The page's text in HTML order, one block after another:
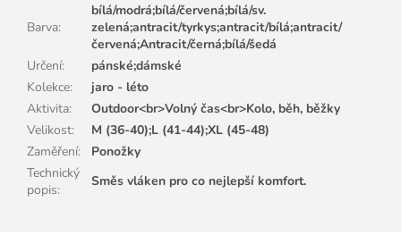
Barva:
bílá/modrá;bílá/červená;bílá/sv.
zelená;antracit/tyrkys;antracit/bílá;antracit/
červená;Antracit/černá;bílá/šedá
Určení:
pánské;dámské
Kolekce:
jaro - léto
Aktivita:
Outdoor<br>Volný čas<br>Kolo, běh, běžky
Velikost:
M (36-40);L (41-44);XL (45-48)
Zaměření:
Ponožky
Technický
popis:
Směs vláken pro co nejlepší komfort.